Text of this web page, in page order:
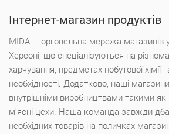
Інтернет-магазин продуктів
MIDA - торговельна мережа магазинів
Херсоні, що спеціалізуються на
харчування, предметах побутової хімії
необхідності. Додатково, наші
внутрішніми виробництвами такими як
м'ясні цехи. Наша команда завжди
необхідних товарів на поличках